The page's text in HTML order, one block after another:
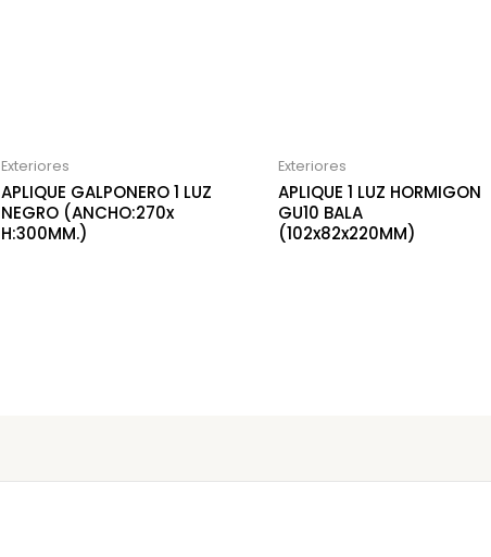
Exteriores
APLIQUE GALPONERO 1 LUZ
NEGRO (ANCHO:270x
H:300MM.)
Exteriores
APLIQUE 1 LUZ HORMIGON
GU10 BALA
(102x82x220MM)